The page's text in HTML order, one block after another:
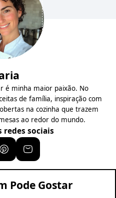
é minha maior paixão. No
de família, inspiração com
na cozinha que trazem
ao redor do mundo.
redes sociais
Pode Gostar